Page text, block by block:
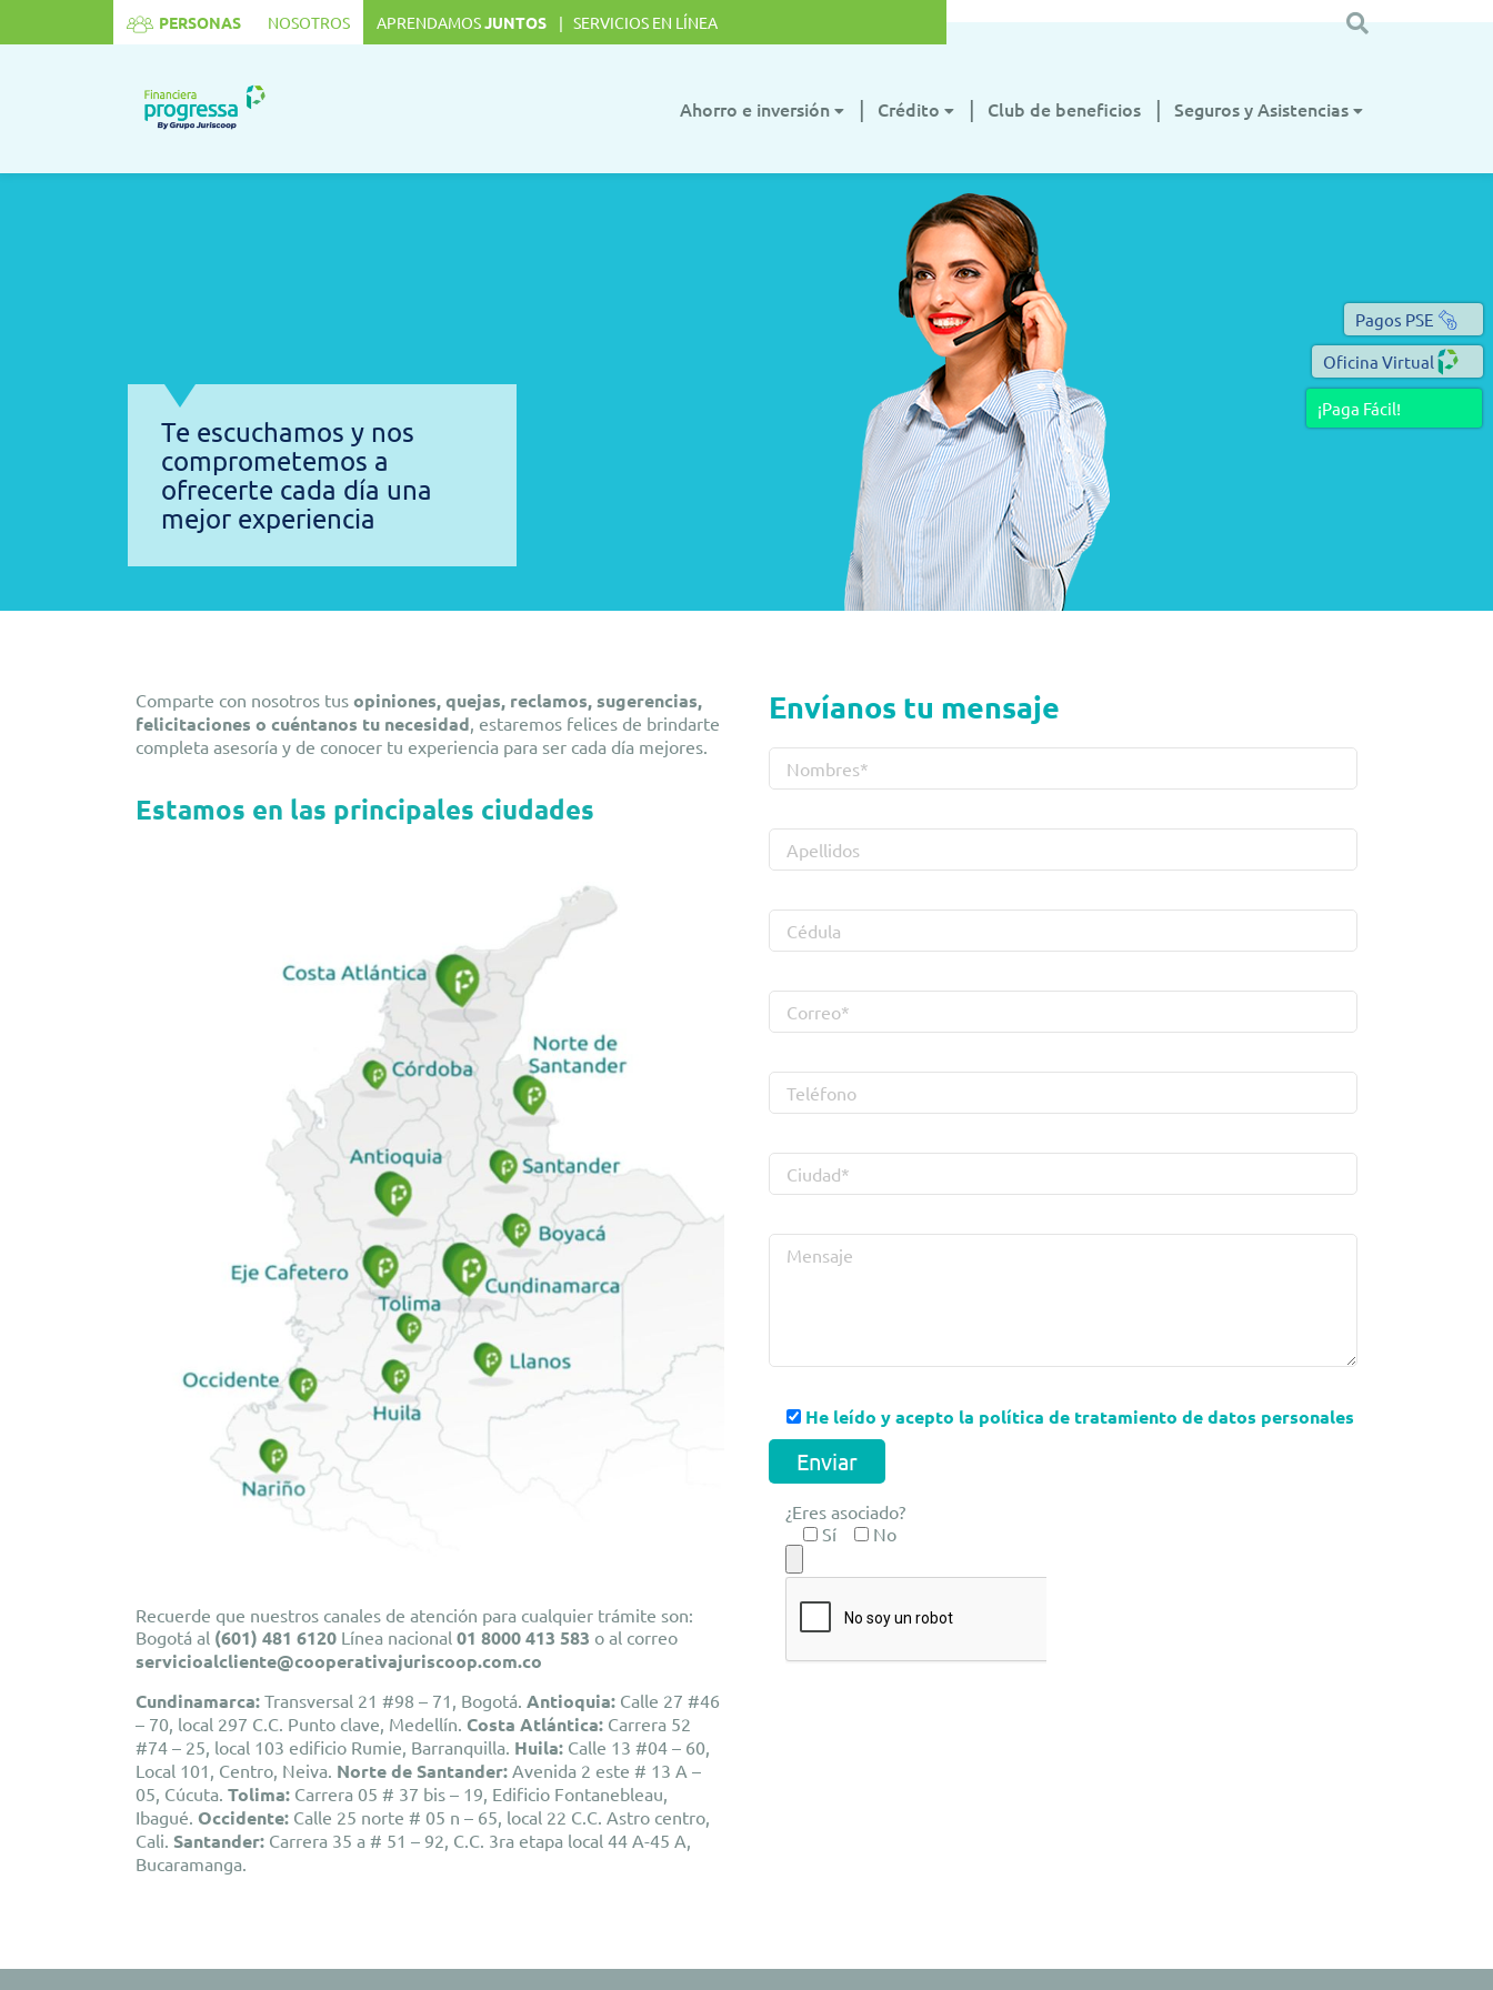
PERSONAS NOSOTROS APRENDAMOSJUNTOS SERVICIOS EN LÍNEA
Ahorro e inversión Crédito Club de beneficios Seguros y Asistencias
Te escuchamos y nos
comprometemos a
ofrecerte cada día una
mejor experiencia
Comparte con nosotros tus opiniones, quejas, reclamos, sugerencias,
felicitaciones o cuéntanos tu necesidad, estaremos felices de brindarte
completa asesoría y de conocer tu experiencia para ser cada día mejores.
Estamos en las principales ciudades
Recuerde que nuestros canales de atención para cualquier trámite son:
Bogotá al (601) 481 6120 Línea nacional 01 8000 413 583 o al correo
servicioalcliente@cooperativajuriscoop.com.co
Cundinamarca: Transversal 21 #98 – 71, Bogotá. Antioquia: Calle 27 #46
– 70, local 297 C.C. Punto clave, Medellín. Costa Atlántica: Carrera 52
#74 – 25, local 103 edificio Rumie, Barranquilla. Huila: Calle 13 #04 – 60,
Local 101, Centro, Neiva. Norte de Santander: Avenida 2 este # 13 A –
05, Cúcuta. Tolima: Carrera 05 # 37 bis – 19, Edificio Fontanebleau,
Ibagué. Occidente: Calle 25 norte # 05 n – 65, local 22 C.C. Astro centro,
Cali. Santander: Carrera 35 a # 51 – 92, C.C. 3ra etapa local 44 A-45 A,
Bucaramanga.
Envíanos tu mensaje
He leído y acepto la política de tratamiento de datos personales
¿Eres asociado?
Sí
No
¡Paga Fácil!
Oficina Virtual
Pagos PSE